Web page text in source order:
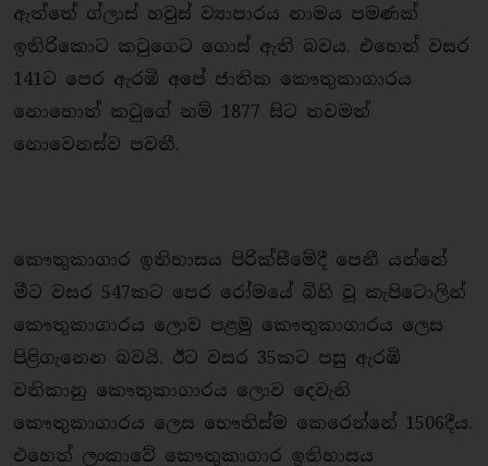
ඇත්තේ ග්ලාස් හවුස් ව්‍යාපාරය නාමය පමණක්
ඉතිරිකොට කටුගෙට ගොස් ඇති බවය. එහෙත් වසර
141ට පෙර ඇරඹි අපේ ජාතික කෞතුකාගාරය
නොහොත් කටුගේ නම් 1877 සිට තවමත්
නොවෙනස්ව පවතී.
කෞතුකාගාර ඉතිහාසය පිරික්සීමේදී පෙනී යන්නේ
මීට වසර 547කට පෙර රෝමයේ බිහි වූ කැපිටොලින්
කෞතුකාගාරය ලොව පළමු කෞතුකාගාරය ලෙස
පිළිගැනෙන බවයි. ඊට වසර 35කට පසු ඇරඹි
වතිකානු කෞතුකාගාරය ලොව දෙවැනි
කෞතුකාගාරය ලෙස භෞතිස්ම කෙරෙන්නේ 1506දීය.
එහෙත් ලංකාවේ කෞතුකාගාර ඉතිහාසය